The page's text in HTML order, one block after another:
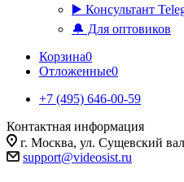
▶️ Консультант
🔔 Для оптовиков
Корзина0
Отложенные0
+7 (495) 646-00-59
Контактная информация
г. Москва, ул. Сущевский
support@videosist.ru